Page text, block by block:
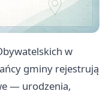
w
gminy rejestrują
— urodzenia,